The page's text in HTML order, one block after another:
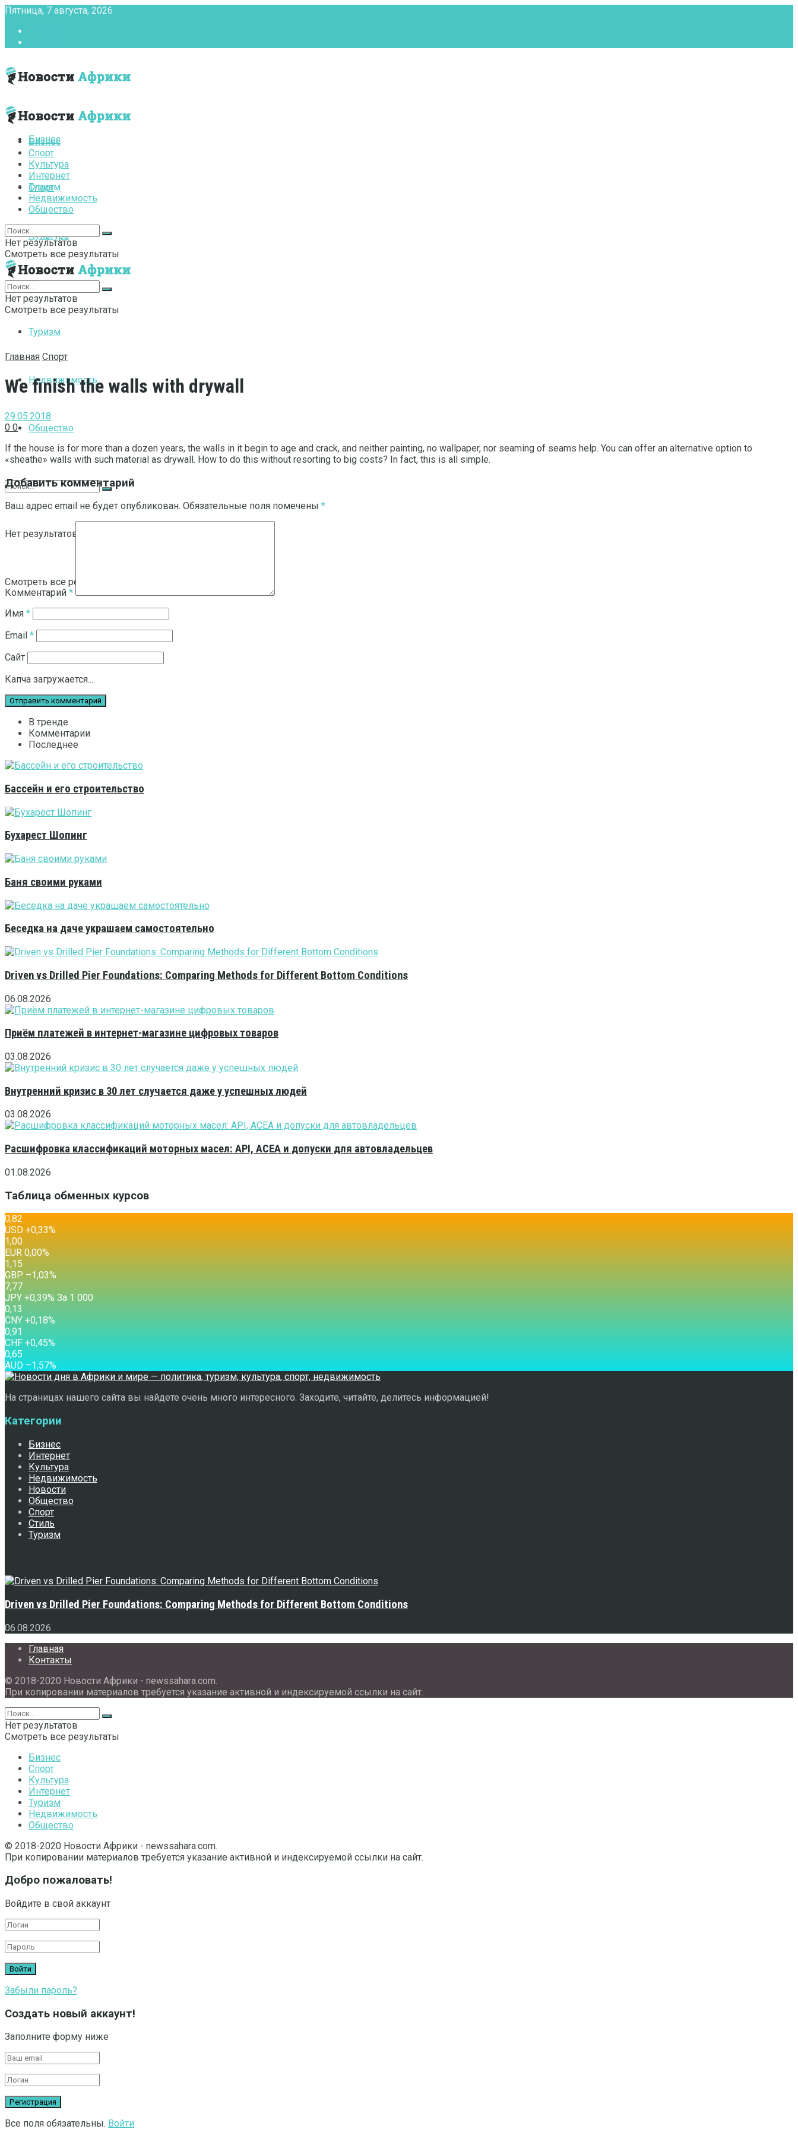
Пятница, 7 августа, 2026
Бизнес
Спорт
Культура
Интернет
Туризм
Недвижимость
Общество
Нет результатов
Смотреть все результаты
Бизнес
Спорт
Культура
Интернет
Туризм
Недвижимость
Общество
Нет результатов
Смотреть все результаты
Нет результатов
Смотреть все результаты
Главная Спорт
We finish the walls with drywall
29.05.2018
0 0
If the house is for more than a dozen years, the walls in it begin to age and crack, and neither painting, no wallpaper, nor seaming of seams help. You can offer an alternative option to
«sheathe» walls with such material as drywall. How to do this without resorting to big costs? In fact, this is all simple.
Добавить комментарий
Ваш адрес email не будет опубликован. Обязательные поля помечены *
Комментарий *
Имя *
Email *
Сайт
Капча загружается...
В тренде
Комментарии
Последнее
Бассейн и его строительство
Бухарест Шопинг
Баня своими руками
Беседка на даче украшаем самостоятельно
Driven vs Drilled Pier Foundations: Comparing Methods for Different Bottom Conditions
06.08.2026
Приём платежей в интернет-магазине цифровых товаров
03.08.2026
Внутренний кризис в 30 лет случается даже у успешных людей
03.08.2026
Расшифровка классификаций моторных масел: API, ACEA и допуски для автовладельцев
01.08.2026
Таблица обменных курсов
0,82
USD +0,33%
1,00
EUR 0,00%
1,15
GBP –1,03%
7,77
JPY +0,39% За 1 000
0,13
CNY +0,18%
0,91
CHF +0,45%
0,65
AUD –1,57%
На страницах нашего сайта вы найдете очень много интересного. Заходите, читайте, делитесь информацией!
Категории
Бизнес
Интернет
Культура
Недвижимость
Новости
Общество
Спорт
Стиль
Туризм
Driven vs Drilled Pier Foundations: Comparing Methods for Different Bottom Conditions
06.08.2026
Главная
Контакты
© 2018-2020 Новости Африки - newssahara.com.
При копировании материалов требуется указание активной и индексируемой ссылки на сайт.
Нет результатов
Смотреть все результаты
Бизнес
Спорт
Культура
Интернет
Туризм
Недвижимость
Общество
© 2018-2020 Новости Африки - newssahara.com.
При копировании материалов требуется указание активной и индексируемой ссылки на сайт.
Добро пожаловать!
Войдите в свой аккаунт
Забыли пароль?
Создать новый аккаунт!
Заполните форму ниже
Все поля обязательны. Войти